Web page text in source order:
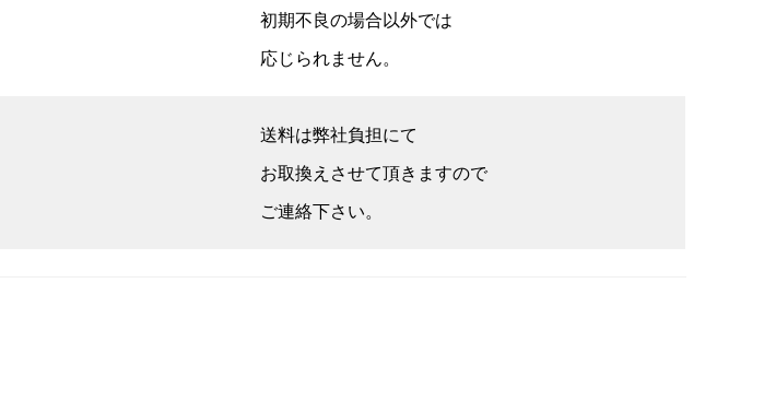
初期不良の場合以外では
応じられません。
送料は弊社負担にて
お取換えさせて頂きますので
ご連絡下さい。